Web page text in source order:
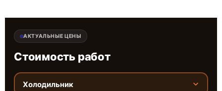
АКТУАЛЬНЫЕ ЦЕНЫ
Стоимость работ
Холодильник